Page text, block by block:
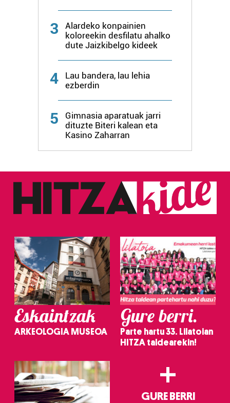
3
Alardeko konpainien
koloreekin desfilatu ahalko
dute Jaizkibelgo kideek
4
Lau bandera, lau lehia
ezberdin
5
Gimnasia aparatuak jarri
dituzte Biteri kalean eta
Kasino Zaharran
Eskaintzak
ARKEOLOGIA MUSEOA
Gure berri.
Parte hartu 33. Lilatoian
HITZA taldearekin!
+
GURE BERRI